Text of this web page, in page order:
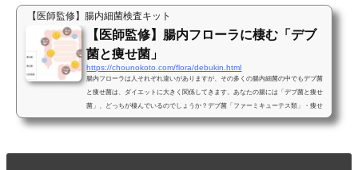
【医師監修】腸内細菌検査キット
【医師監修】腸内フローラに棲む「デブ
菌と痩せ菌」
https://chounokoto.com/flora/debukin.html
腸内フローラは人それぞれ違いがありますが、その多くの腸内細菌の中でもデブ菌
と痩せ菌は、ダイエットに大きく関係してきます。あなたの腸には「デブ菌と痩せ
菌」、どっちが棲んでいるのでしょうか？デブ菌「ファーミキューテス類」・痩せ
菌「バクテロイデーテス類」腸内には様々な菌がいますが、その中でも「ファーミ